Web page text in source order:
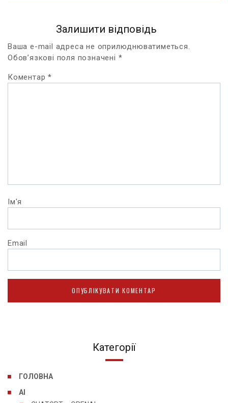
Категорії
ГОЛОВНА
AI
Залишити відповідь
Ваша e-mail адреса не оприлюднюватиметься.
Обов’язкові поля позначені *
Коментар*
Ім'я
Email